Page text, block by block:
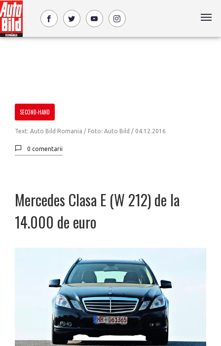
SECOND-HAND
Text: Auto Bild Romania / Foto: Auto Bild / 04.12.2016
0 comentarii
Mercedes Clasa E (W 212) de la
14.000 de euro